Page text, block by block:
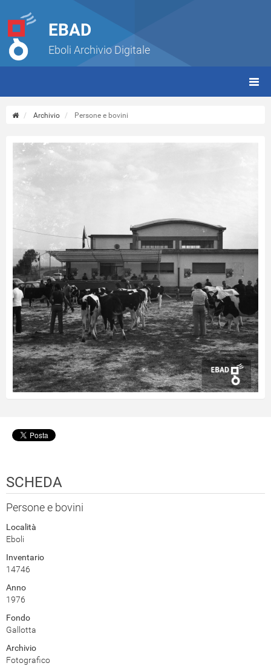
EBAD
Eboli Archivio Digitale
Archivio Persone e bovini
SCHEDA
Persone e bovini
Località
Eboli
Inventario
14746
Anno
1976
Fondo
Gallotta
Archivio
Fotografico